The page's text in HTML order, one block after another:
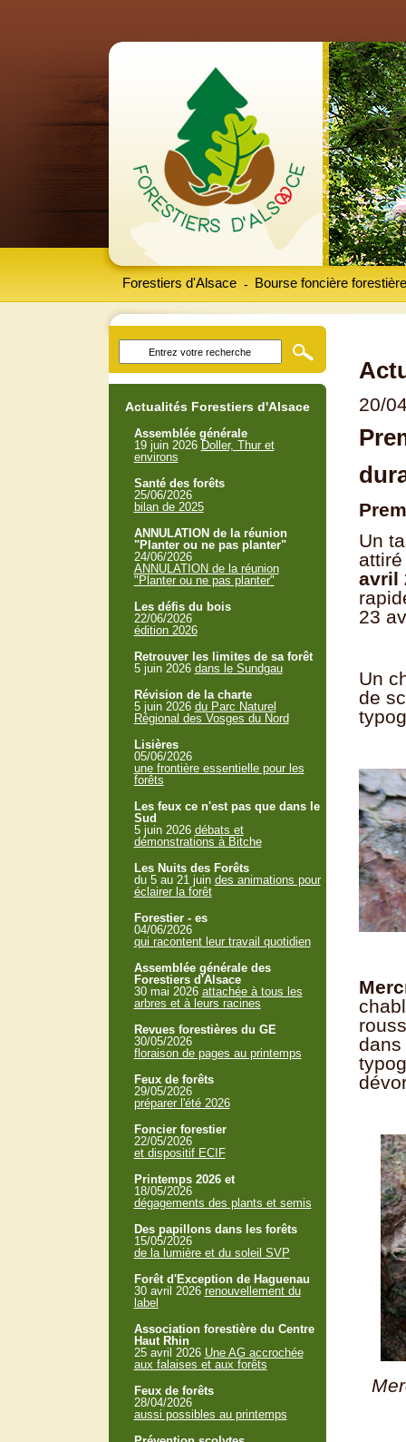
Forestiers d'Alsace Bourse foncière forestière
-
20/
Un
avril
23
Un
de
dans
Actualités Forestiers d'Alsace
Assemblée générale
19 juin 2026 Doller, Thur et
environs
Santé des forêts
25/06/2026
bilan de 2025
ANNULATION de la réunion
"Planter ou ne pas planter"
24/06/2026
ANNULATION de la réunion
"Planter ou ne pas planter"
Les défis du bois
22/06/2026
édition 2026
Retrouver les limites de sa forêt
5 juin 2026 dans le Sundgau
Révision de la charte
5 juin 2026 du Parc Naturel
Régional des Vosges du Nord
Lisières
05/06/2026
une frontière essentielle pour les
forêts
Les feux ce n'est pas que dans le
Sud
5 juin 2026 débats et
démonstrations à Bitche
Les Nuits des Forêts
du 5 au 21 juin des animations pour
éclairer la forêt
Forestier - es
04/06/2026
qui racontent leur travail quotidien
Assemblée générale des
Forestiers d'Alsace
30 mai 2026 attachée à tous les
arbres et à leurs racines
Revues forestières du GE
30/05/2026
floraison de pages au printemps
Feux de forêts
29/05/2026
préparer l'été 2026
Foncier forestier
22/05/2026
et dispositif ECIF
Printemps 2026 et
18/05/2026
dégagements des plants et semis
Des papillons dans les forêts
15/05/2026
de la lumière et du soleil SVP
Forêt d'Exception de Haguenau
30 avril 2026 renouvellement du
label
Association forestière du Centre
Haut Rhin
25 avril 2026 Une AG accrochée
aux falaises et aux forêts
Feux de forêts
28/04/2026
aussi possibles au printemps